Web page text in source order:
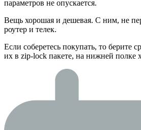
параметров не опускается.
Вещь хорошая и дешевая. С ним, не
роутер и телек.
Если соберетесь покупать, то берите
их в zip-lock пакете, на нижней полке